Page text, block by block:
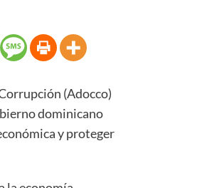
(Adocco)
dominicano
y proteger